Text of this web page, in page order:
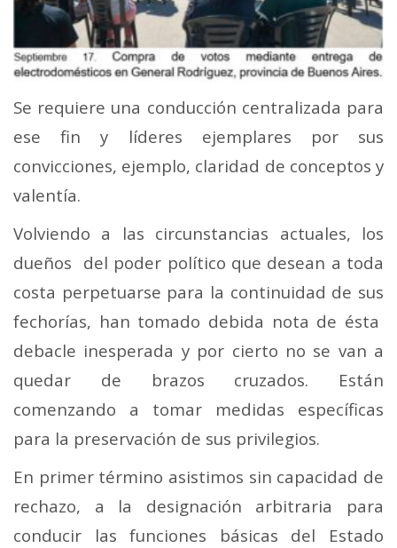
Se requiere una conducción centralizada para
ese fin y líderes ejemplares por sus
convicciones, ejemplo, claridad de conceptos y
valentía.
Volviendo a las circunstancias actuales, los
dueños del poder político que desean a toda
costa perpetuarse para la continuidad de sus
fechorías, han tomado debida nota de ésta
debacle inesperada y por cierto no se van a
quedar de brazos cruzados. Están
comenzando a tomar medidas específicas
para la preservación de sus privilegios.
En primer término asistimos sin capacidad de
rechazo, a la designación arbitraria para
conducir las funciones básicas del Estado